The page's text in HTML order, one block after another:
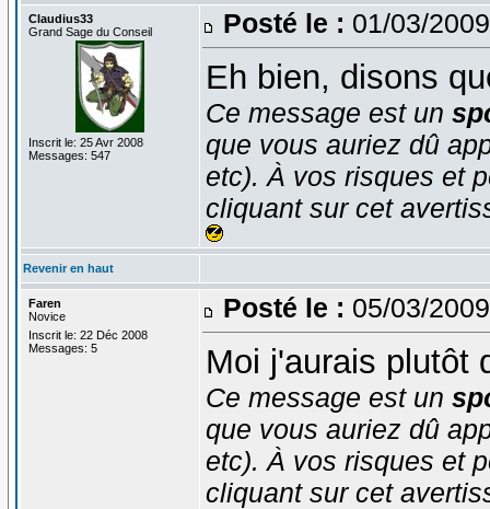
Claudius33
Grand Sage du Conseil
Inscrit le: 25 Avr 2008
Messages: 547
Posté le : 01/03/
Eh bien, disons
Ce message est un
que vous auriez dû
etc). À vos risques et
cliquant sur cet
Revenir en haut
Faren
Novice
Inscrit le: 22 Déc 2008
Messages: 5
Posté le : 05/03/
Moi j'aurais plutôt
Ce message est un
que vous auriez dû
etc). À vos risques et
cliquant sur cet